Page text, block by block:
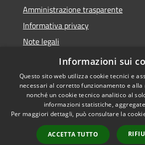
Amministrazione trasparente
Informativa privacy
Note legali
Dichiarazione di accessibilità
Accessibilità
Porto
Informazioni sui
Questo sito web utilizza cookie tecnici e
necessari al corretto funzionamento e alla
nonché un cookie tecnico analitico al
informazioni statistiche,
Per maggiori dettagli, può consultare la
ACCETTA TUTTO